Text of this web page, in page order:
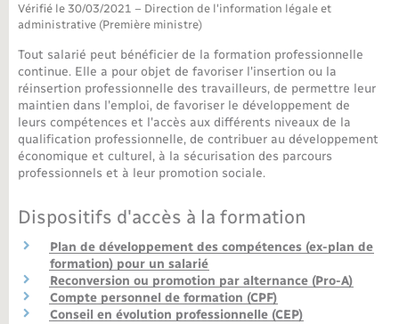
Tourisme
Nouvel habitant
Nouvelle activité
Numérique
Organisation d’événement
Sécurité - Prévention
Seniors
Vérifié le 30/03/2021 – Direction de l'information légale et
administrative (Première ministre)
Tout salarié peut bénéficier de la formation professionnelle
continue. Elle a pour objet de favoriser l'insertion ou la
réinsertion professionnelle des travailleurs, de permettre leur
maintien dans l'emploi, de favoriser le développement de
leurs compétences et l'accès aux différents niveaux de la
qualification professionnelle, de contribuer au développement
économique et culturel, à la sécurisation des parcours
professionnels et à leur promotion sociale.
Dispositifs d'accès à la formation
Plan de développement des compétences (ex-plan de
formation) pour un salarié
Reconversion ou promotion par alternance (Pro-A)
Compte personnel de formation (CPF)
Conseil en évolution professionnelle (CEP)